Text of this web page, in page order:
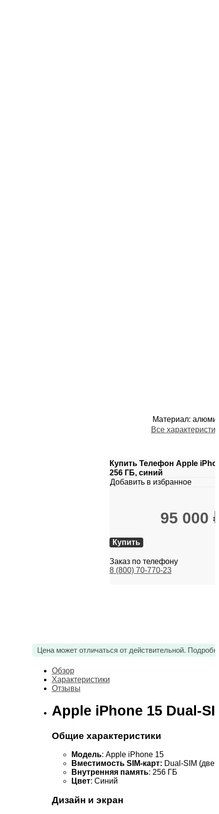
Материал:
Все
Купить Телефон Apple
256 ГБ, синий
Добавить в избранное
95 000
Купить
Заказ по телефону
8 (800) 70-770-23
Цена может отличаться от действительной.
Обзор
Характеристики
Отзывы
Apple iPhone 15 Dual-
Общие характеристики
Модель: Apple iPhone 15
Вместимость SIM-карт: Dual-SIM (две
Внутренняя память: 256 ГБ
Цвет: Синий
Дизайн и экран